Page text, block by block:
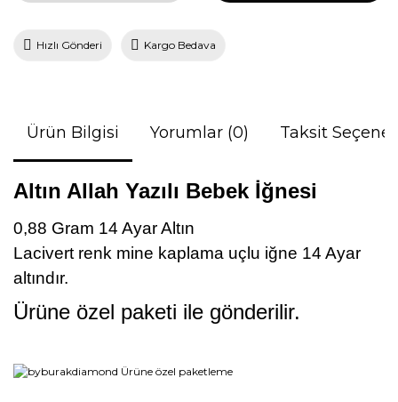
Hızlı Gönderi Kargo Bedava
Ürün Bilgisi Yorumlar (0) Taksit
Altın Allah Yazılı Bebek İğnesi
0,88 Gram 14 Ayar Altın
Lacivert renk mine kaplama uçlu iğne 14 Ayar
altındır.
Ürüne özel paketi ile gönderilir.